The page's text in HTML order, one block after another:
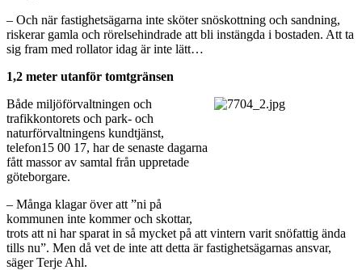
– Och när fastighetsägarna inte sköter snöskottning och sandning,
riskerar gamla och rörelsehindrade att bli instängda i bostaden. Att ta
sig fram med rollator idag är inte lätt…
1,2 meter utanför tomtgränsen
Både miljöförvaltningen och
trafikkontorets och park- och
naturförvaltningens kundtjänst,
telefon15 00 17, har de senaste dagarna
fått massor av samtal från uppretade
göteborgare.
– Många klagar över att ”ni på
kommunen inte kommer och skottar,
trots att ni har sparat in så mycket på att vintern varit snöfattig ända
tills nu”. Men då vet de inte att detta är fastighetsägarnas ansvar,
säger Terje Ahl.